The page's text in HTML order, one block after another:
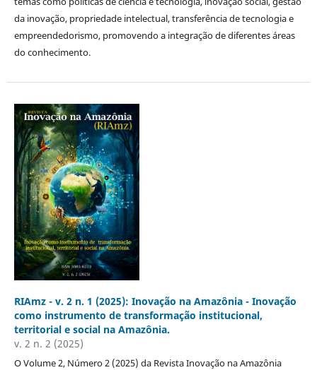
da inovação, propriedade intelectual, transferência de tecnologia e
empreendedorismo, promovendo a integração de diferentes áreas
do conhecimento.
RIAmz - v. 2 n. 1 (2025): Inovação na Amazônia - Inovação
como instrumento de transformação institucional,
territorial e social na Amazônia.
v. 2 n. 2 (2025)
O Volume 2, Número 2 (2025) da Revista Inovação na Amazônia